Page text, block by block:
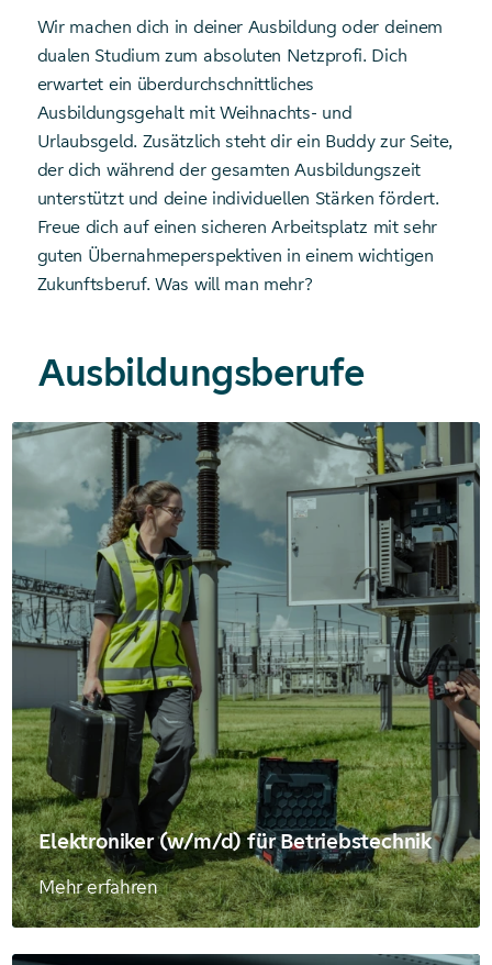
Wir machen dich in deiner Ausbildung oder deinem
dualen Studium zum absoluten Netzprofi. Dich
erwartet ein überdurchschnittliches
Ausbildungsgehalt mit Weihnachts- und
Urlaubsgeld. Zusätzlich steht dir ein Buddy zur Seite,
der dich während der gesamten Ausbildungszeit
unterstützt und deine individuellen Stärken fördert.
Freue dich auf einen sicheren Arbeitsplatz mit sehr
guten Übernahmeperspektiven in einem wichtigen
Zukunftsberuf. Was will man mehr?
Ausbildungsberufe
Elektroniker (w/m/d) für Betriebstechnik
Mehr erfahren